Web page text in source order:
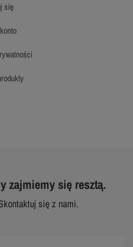
się
zajmiemy się resztą.
się z nami.